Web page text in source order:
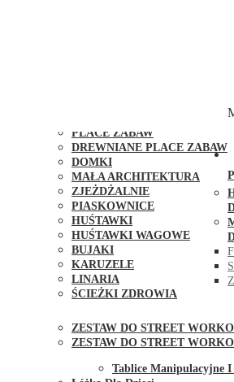
PLACE ZABAW
DREWNIANE PLACE ZABAW
DOMKI
MAŁA ARCHITEKTURA
ZJEŻDŻALNIE
PIASKOWNICE
HUŚTAWKI
HUŚTAWKI WAGOWE
BUJAKI
KARUZELE
LINARIA
ŚCIEŻKI ZDROWIA
ZESTAW DO STREET
ZESTAW DO STREET
Tablice Manipulacyjne I